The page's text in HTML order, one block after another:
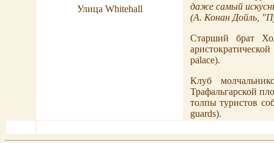
Улица Whitehall
даже самый
(А. Конан Дойль,
Старший брат
palace).
Клуб
Трафальгарской
толпы туристов
guards).